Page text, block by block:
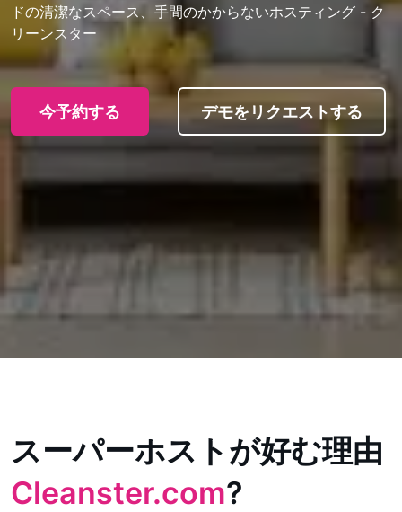
ドの清潔なスペース、手間のかからないホスティング - ク
リーンスター
今予約する デモをリクエストする
スーパーホストが好む理由
Cleanster.com?